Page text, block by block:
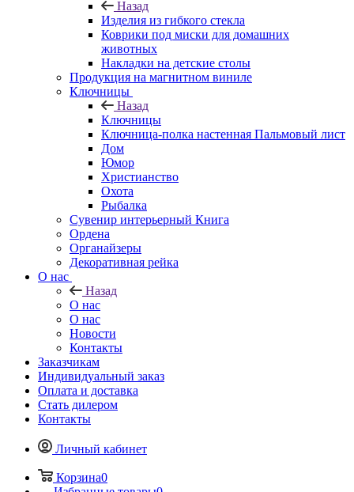
Назад
Изделия из гибкого стекла
Коврики под миски для домашних
животных
Накладки на детские столы
Продукция на магнитном виниле
Ключницы
Назад
Ключницы
Ключница-полка настенная Пальмовый лист
Дом
Юмор
Христианство
Охота
Рыбалка
Сувенир интерьерный Книга
Ордена
Органайзеры
Декоративная рейка
О нас
Назад
О нас
О нас
Новости
Контакты
Заказчикам
Индивидуальный заказ
Оплата и доставка
Стать дилером
Контакты
Личный кабинет
Корзина0